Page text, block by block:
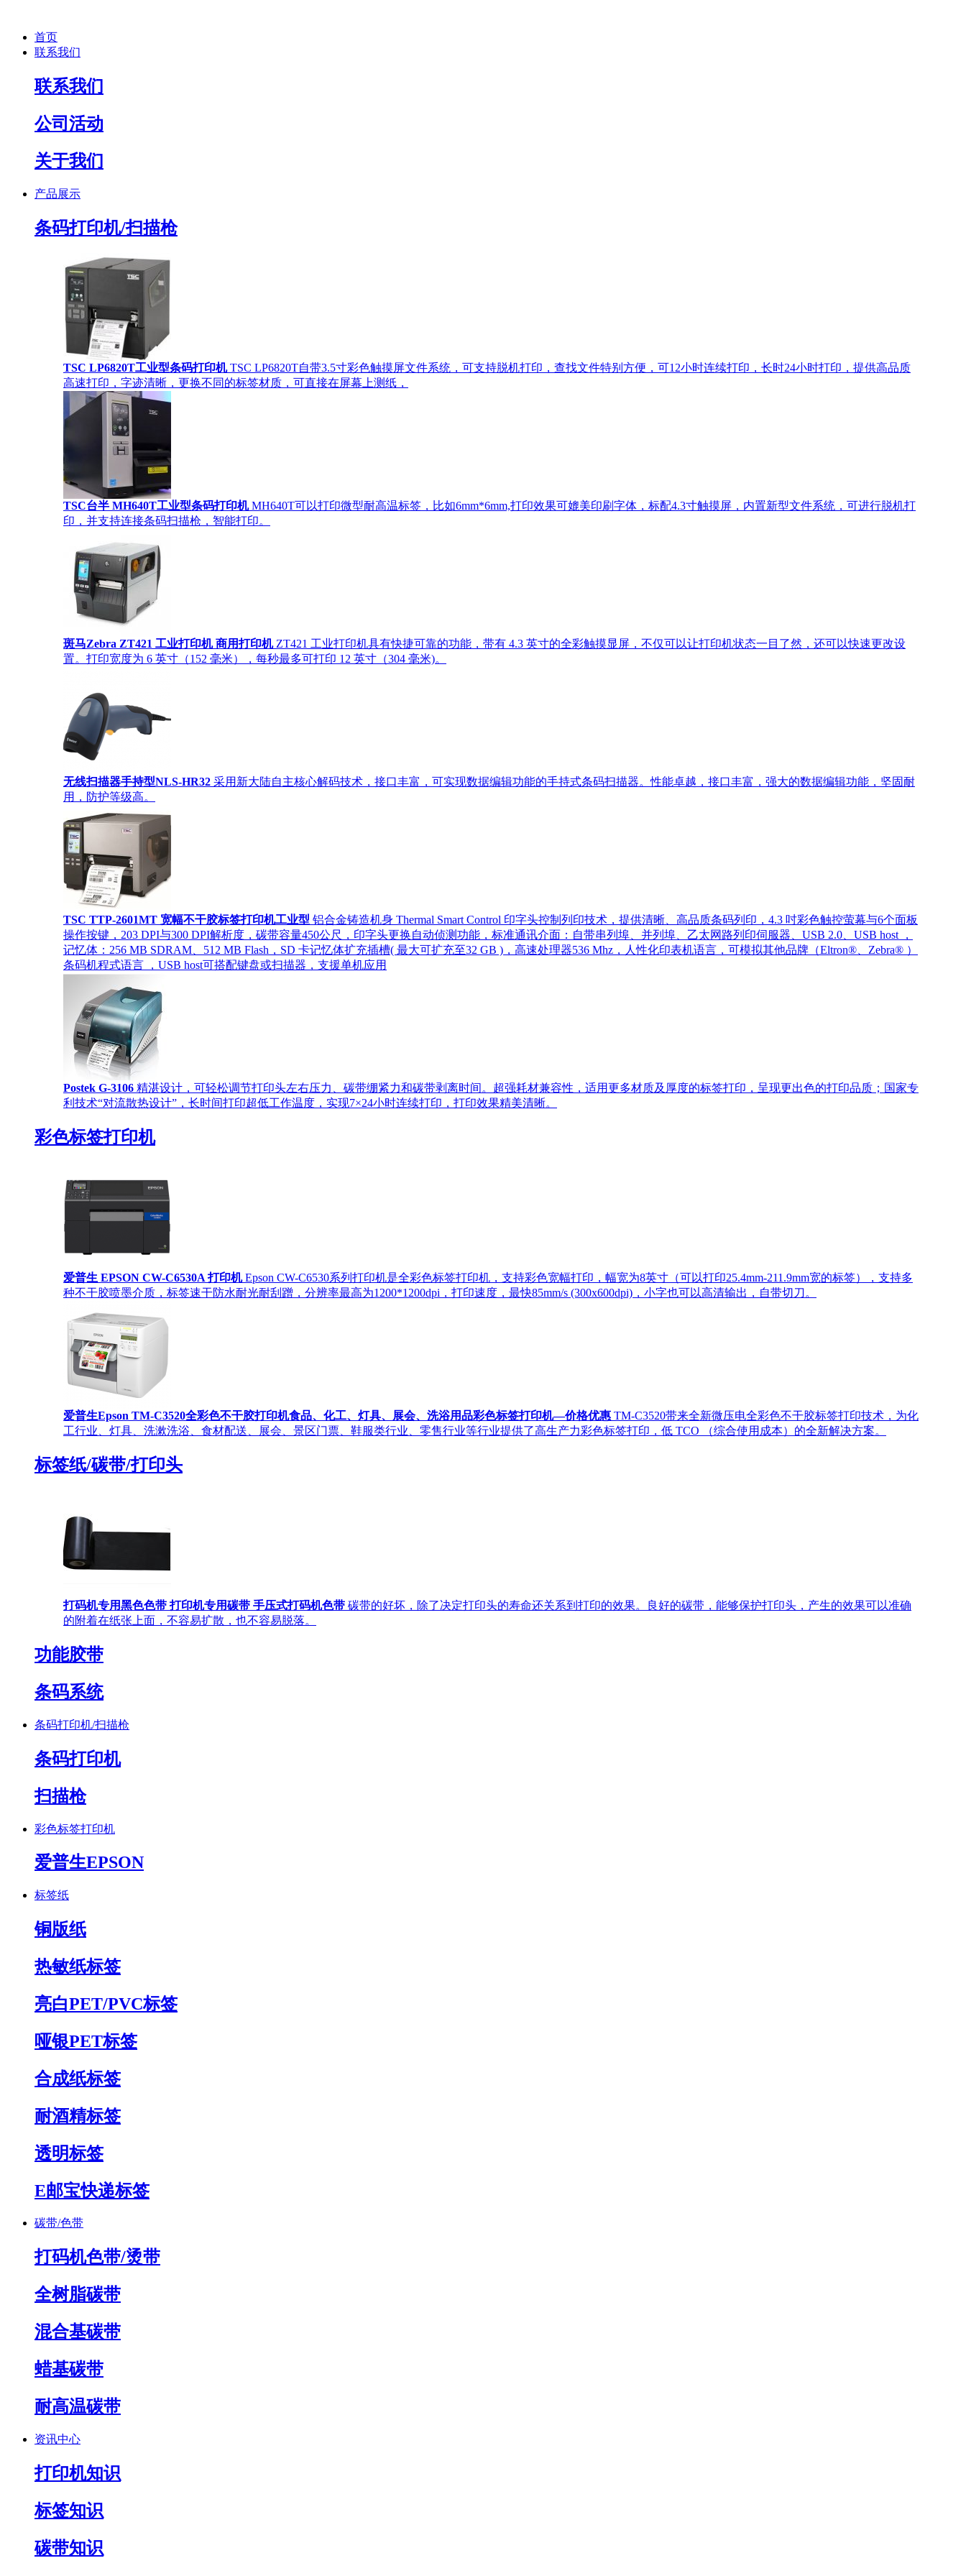
首页
联系我们
联系我们
公司活动
关于我们
产品展示
条码打印机/扫描枪
TSC LP6820T工业型条码打印机 TSC LP6820T自带3.5寸彩色触摸屏文件系统，可支持脱机打印，查找文件特别方便，可12小时连续打印，长时24小时打印，提供高品质
高速打印，字迹清晰，更换不同的标签材质，可直接在屏幕上测纸，
TSC台半 MH640T工业型条码打印机 MH640T可以打印微型耐高温标签，比如6mm*6mm,打印效果可媲美印刷字体，标配4.3寸触摸屏，内置新型文件系统，可进行脱机打
印，并支持连接条码扫描枪，智能打印。
斑马Zebra ZT421 工业打印机 商用打印机 ZT421 工业打印机具有快捷可靠的功能，带有 4.3 英寸的全彩触摸显屏，不仅可以让打印机状态一目了然，还可以快速更改设
置。打印宽度为 6 英寸（152 毫米），每秒最多可打印 12 英寸（304 毫米)。
无线扫描器手持型NLS-HR32 采用新大陆自主核心解码技术，接口丰富，可实现数据编辑功能的手持式条码扫描器。性能卓越，接口丰富，强大的数据编辑功能，坚固耐
用，防护等级高。
TSC TTP-2601MT 宽幅不干胶标签打印机工业型 铝合金铸造机身 Thermal Smart Control 印字头控制列印技术，提供清晰、高品质条码列印，4.3 吋彩色触控萤幕与6个面板
操作按键，203 DPI与300 DPI解析度，碳带容量450公尺，印字头更换自动侦测功能，标准通讯介面：自带串列埠、并列埠、乙太网路列印伺服器、USB 2.0、USB host ，
记忆体：256 MB SDRAM、512 MB Flash，SD 卡记忆体扩充插槽( 最大可扩充至32 GB )，高速处理器536 Mhz，人性化印表机语言，可模拟其他品牌（Eltron®、Zebra® ）
条码机程式语言 ，USB host可搭配键盘或扫描器，支援单机应用
Postek G-3106 精湛设计，可轻松调节打印头左右压力、碳带绷紧力和碳带剥离时间。超强耗材兼容性，适用更多材质及厚度的标签打印，呈现更出色的打印品质；国家专
利技术“对流散热设计”，长时间打印超低工作温度，实现7×24小时连续打印，打印效果精美清晰。
彩色标签打印机
爱普生 EPSON CW-C6530A 打印机 Epson CW-C6530系列打印机是全彩色标签打印机，支持彩色宽幅打印，幅宽为8英寸（可以打印25.4mm-211.9mm宽的标签），支持多
种不干胶喷墨介质，标签速干防水耐光耐刮蹭，分辨率最高为1200*1200dpi，打印速度，最快85mm/s (300x600dpi)，小字也可以高清输出，自带切刀。
爱普生Epson TM-C3520全彩色不干胶打印机食品、化工、灯具、展会、洗浴用品彩色标签打印机—价格优惠 TM-C3520带来全新微压电全彩色不干胶标签打印技术，为化
工行业、灯具、洗漱洗浴、食材配送、展会、景区门票、鞋服类行业、零售行业等行业提供了高生产力彩色标签打印，低 TCO （综合使用成本）的全新解决方案。
标签纸/碳带/打印头
打码机专用黑色色带 打印机专用碳带 手压式打码机色带 碳带的好坏，除了决定打印头的寿命还关系到打印的效果。良好的碳带，能够保护打印头，产生的效果可以准确
的附着在纸张上面，不容易扩散，也不容易脱落。
功能胶带
条码系统
条码打印机/扫描枪
条码打印机
扫描枪
彩色标签打印机
爱普生EPSON
标签纸
铜版纸
热敏纸标签
亮白PET/PVC标签
哑银PET标签
合成纸标签
耐酒精标签
透明标签
E邮宝快递标签
碳带/色带
打码机色带/烫带
全树脂碳带
混合基碳带
蜡基碳带
耐高温碳带
资讯中心
打印机知识
标签知识
碳带知识